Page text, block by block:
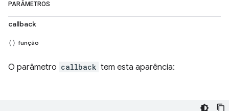
PARÂMETROS
callback
função
O parâmetro callback tem esta aparência: